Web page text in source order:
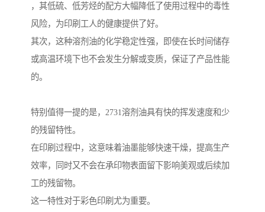
，其低硫、低芳烃的配方大幅降低了使用过程中的毒性
风险，为印刷工人的健康提供了好。
其次，这种溶剂油的化学稳定性强，即使在长时间储存
或高温环境下也不会发生分解或变质，保证了产品性能
的。
特别值得一提的是，2731溶剂油具有快的挥发速度和少
的残留特性。
在印刷过程中，这意味着油墨能够快速干燥，提高生产
效率，同时又不会在承印物表面留下影响美观或后续加
工的残留物。
这一特性对于彩色印刷尤为重要。